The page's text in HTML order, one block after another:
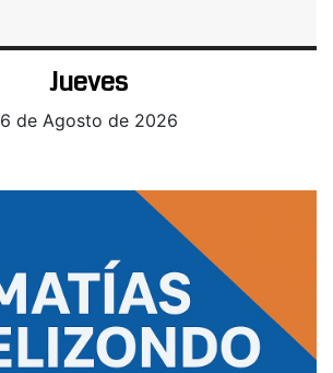
Jueves
6 de Agosto de 2026